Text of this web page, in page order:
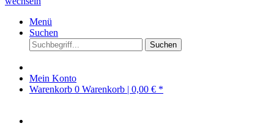
Menü
Suchen
Suchen
Mein Konto
Warenkorb 0 Warenkorb | 0,00 € *